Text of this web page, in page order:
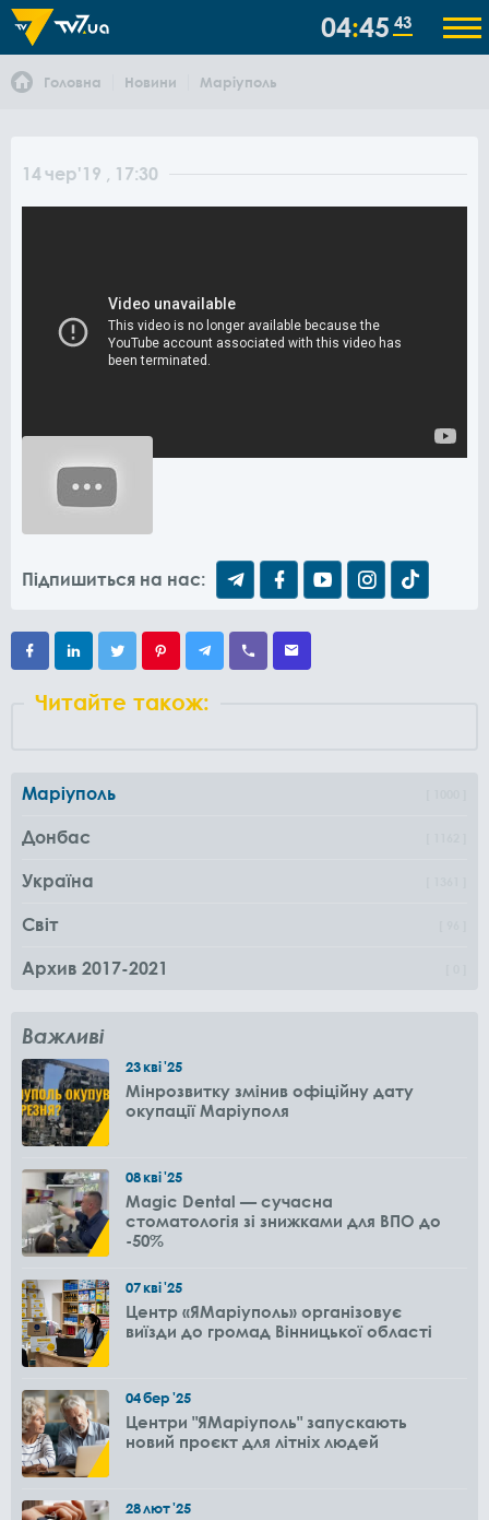
04 45 43
Головна Новини Маріуполь
14чер'19 , 17:30
Підпишиться на нас:
Читайте також:
Маріуполь
Донбас
Україна
Світ
Архив 2017-2021
Важливі
23кві'25
Мінрозвитку змінив офіційну дату
окупації Маріуполя
08кві'25
Magic Dental — сучасна
стоматологія зі знижками для ВПО до
-50%
07кві'25
Центр «ЯМаріуполь» організовує
виїзди до громад Вінницької області
04бер'25
Центри "ЯМаріуполь" запускають
новий проєкт для літніх людей
28лют'25